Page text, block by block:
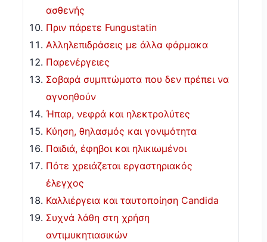
ασθενής
Πριν πάρετε Fungustatin
Αλληλεπιδράσεις με άλλα φάρμακα
Παρενέργειες
Σοβαρά συμπτώματα που δεν πρέπει να
αγνοηθούν
Ήπαρ, νεφρά και ηλεκτρολύτες
Κύηση, θηλασμός και γονιμότητα
Παιδιά, έφηβοι και ηλικιωμένοι
Πότε χρειάζεται εργαστηριακός
έλεγχος
Καλλιέργεια και ταυτοποίηση Candida
Συχνά λάθη στη χρήση
αντιμυκητιασικών